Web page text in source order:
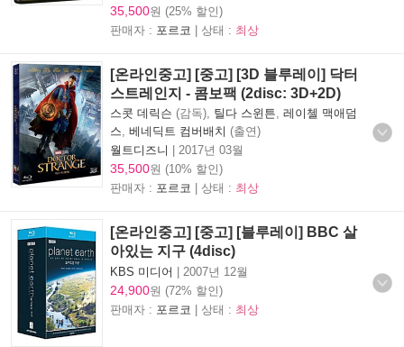
35,500원 (25% 할인)
판매자 : 포르코 | 상태 : 최상
[온라인중고] [중고] [3D 블루레이] 닥터
스트레인지 - 콤보팩 (2disc: 3D+2D)
스콧 데릭슨 (감독), 틸다 스윈튼 레이첼 맥애덤
스 베네딕트 컴버배치 (출연)
월트디즈니 | 2017년 03월
35,500원 (10% 할인)
판매자 : 포르코 | 상태 : 최상
[온라인중고] [중고] [블루레이] BBC 살
아있는 지구 (4disc)
KBS 미디어 | 2007년 12월
24,900원 (72% 할인)
판매자 : 포르코 | 상태 : 최상